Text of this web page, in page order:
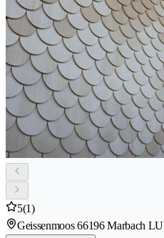
5(1)
Geissenmoos 66196 Marbach LU